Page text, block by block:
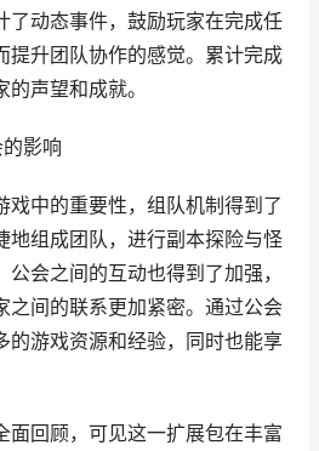
了动态事件，鼓励玩家在完成任
提升团队协作的感觉。累计完成
声望和成就。
的影响
戏中的重要性，组队机制得到了
地组成团队，进行副本探险与怪
会之间的互动也得到了加强，
之间的联系更加紧密。通过公会
的游戏资源和经验，同时也能享
面回顾，可见这一扩展包在丰富